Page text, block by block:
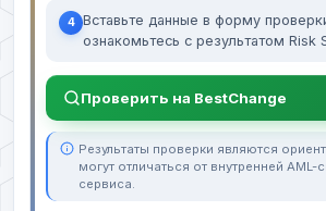
4 Вставьте данные в форму
ознакомьтесь с результатом Risk
Проверить на BestChange
Результаты проверки являются
могут отличаться от внутренней AML-
сервиса.